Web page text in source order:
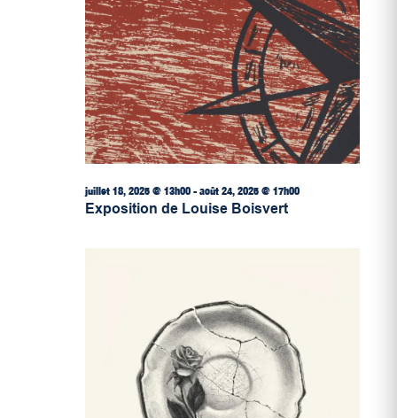
Exposition de Louise Boisvert
juillet 18, 2025 @ 13h00- août 24, 2025 @ 17h00